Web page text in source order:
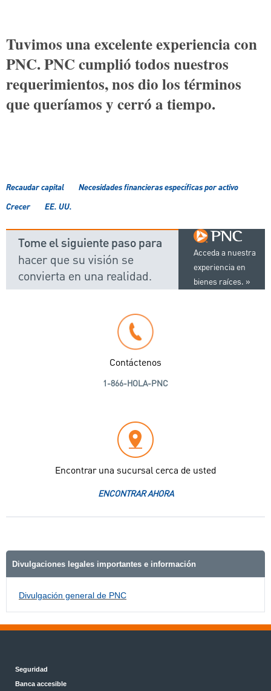
Tuvimos una excelente experiencia con
PNC. PNC cumplió todos nuestros
requerimientos, nos dio los términos
que queríamos y cerró a tiempo.
Recaudar capital
Necesidades financieras específicas por activo
Crecer
EE. UU.
Acceda a nuestra
experiencia en
bienes raíces.
Tome el siguiente paso para
hacer que su visión se
convierta en una realidad.
Contáctenos
1-866-HOLA-PNC
Encontrar una sucursal cerca de usted
ENCONTRAR AHORA
Divulgaciones legales importantes e información
Divulgación general de PNC
Seguridad
Banca accesible